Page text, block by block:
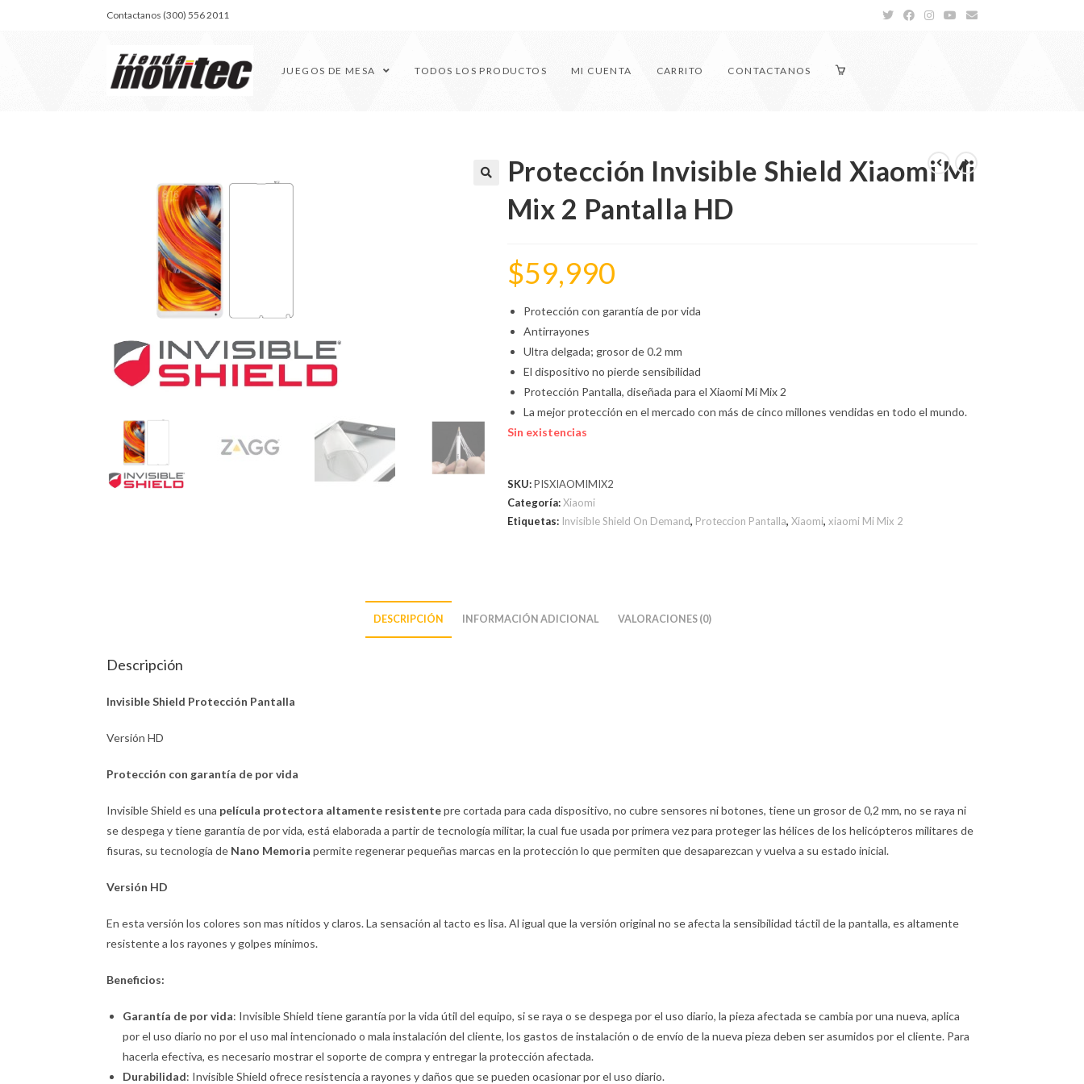
Contactanos (300) 556 2011
JUEGOS DE MESA TODOS LOS PRODUCTOS MI CUENTA CARRITO CONTACTANOS
Protección Invisible Shield Xiaomi Mi
Mix 2 Pantalla HD
$59,990
Protección con garantía de por vida
Antirrayones
Ultra delgada; grosor de 0.2 mm
El dispositivo no pierde sensibilidad
Protección Pantalla, diseñada para el Xiaomi Mi Mix 2
La mejor protección en el mercado con más de cinco millones vendidas en todo el mundo.
Sin existencias
SKU:PISXIAOMIMIX2
Categoría:Xiaomi
Etiquetas: Invisible Shield On Demand, Proteccion Pantalla, Xiaomi, xiaomi Mi Mix 2
DESCRIPCIÓN INFORMACIÓN ADICIONAL VALORACIONES (0)
Descripción
Invisible Shield Protección Pantalla
Versión HD
Protección con garantía de por vida
Invisible Shield es una película protectora altamente resistentepre cortada para cada dispositivo, no cubre sensores ni botones, tiene un grosor de 0,2 mm, no se raya ni
se despega y tiene garantía de por vida, está elaborada a partir de tecnología militar, la cual fue usada por primera vez para proteger las hélices de los helicópteros militares de
fisuras, su tecnología de Nano Memoria permite regenerar pequeñas marcas en la protección lo que permiten que desaparezcan y vuelva a su estado inicial.
Versión HD
En esta versión los colores son mas nítidos y claros. La sensación al tacto es lisa. Al igual que la versión original no se afecta la sensibilidad táctil de la pantalla, es altamente
resistente a los rayones y golpes mínimos.
Beneficios:
Garantía de por vida: Invisible Shield tiene garantía por la vida útil del equipo, si se raya o se despega por el uso diario, la pieza afectada se cambia por una nueva, aplica
por el uso diario no por el uso mal intencionado o mala instalación del cliente, los gastos de instalación o de envío de la nueva pieza deben ser asumidos por el cliente. Para
hacerla efectiva, es necesario mostrar el soporte de compra y entregar la protección afectada.
Durabilidad: Invisible Shield ofrece resistencia a rayones y daños que se pueden ocasionar por el uso diario.